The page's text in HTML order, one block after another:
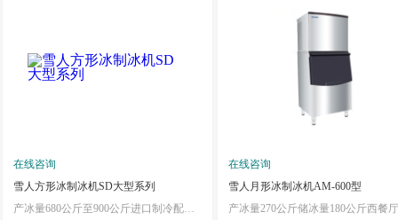
在线咨询
雪人方形冰制冰机SD大型系列
产冰量680公斤至900公斤进口制冷配件大型酒店专用
在线咨询
雪人月形冰制冰机AM-600型